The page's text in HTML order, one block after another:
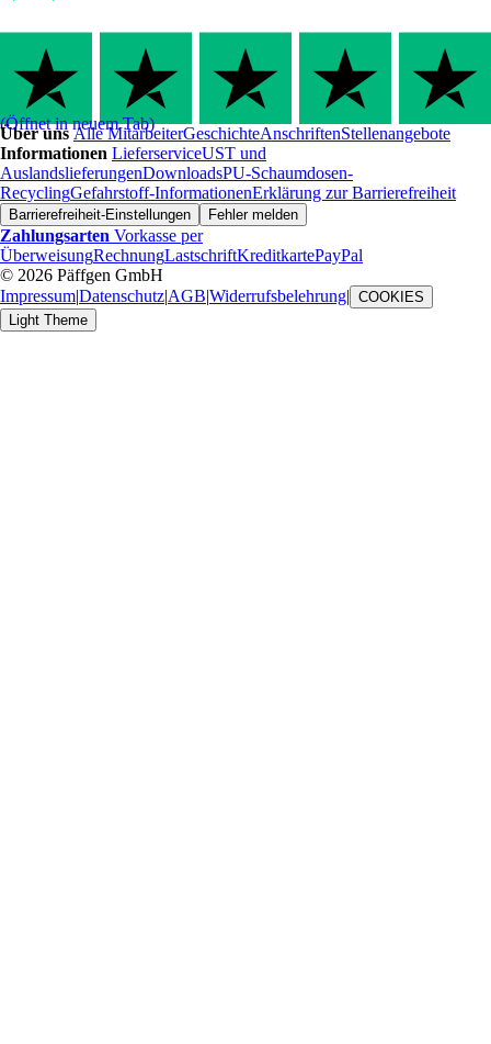
(Öffnet in neuem Tab)
Über unsAlle MitarbeiterGeschichteAnschriftenStellenangebote
Informationen LieferserviceUST und
AuslandslieferungenDownloadsPU-Schaumdosen-
RecyclingGefahrstoff-InformationenErklärung zur Barrierefreiheit
Barrierefreiheit-Einstellungen Fehler melden
Zahlungsarten Vorkasse per
ÜberweisungRechnungLastschriftKreditkartePayPal
© 2026 Päffgen GmbH
Impressum|Datenschutz|AGB|Widerrufsbelehrung| COOKIES
Light Theme